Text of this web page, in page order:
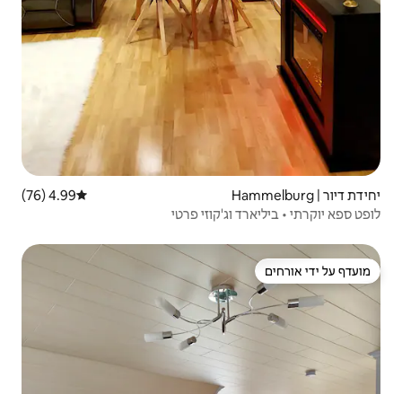
דירוג ממוצע של 4.99 מתוך 5, 76 ביקורות
4.99 (76)
פרטי